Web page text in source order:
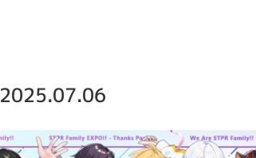
2025.07.06